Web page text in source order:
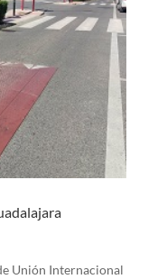
Unión Internacional